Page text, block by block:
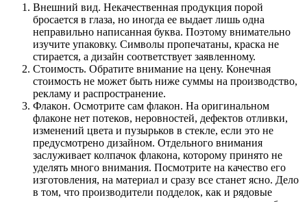
Внешний вид. Некачественная продукция порой
бросается в глаза, но иногда ее выдает лишь одна
неправильно написанная буква. Поэтому внимательно
изучите упаковку. Символы пропечатаны, краска не
стирается, а дизайн соответствует заявленному.
Стоимость. Обратите внимание на цену. Конечная
стоимость не может быть ниже суммы на производство,
рекламу и распространение.
Флакон. Осмотрите сам флакон. На оригинальном
флаконе нет потеков, неровностей, дефектов отливки,
изменений цвета и пузырьков в стекле, если это не
предусмотрено дизайном. Отдельного внимания
заслуживает колпачок флакона, которому принято не
уделять много внимания. Посмотрите на качество его
изготовления, на материал и сразу все станет ясно. Дело
в том, что производители подделок, как и рядовые